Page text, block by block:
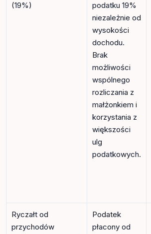
(19%)
podatku 19%
niezależnie od
wysokości
dochodu.
Brak
możliwości
wspólnego
rozliczania z
małżonkiem i
korzystania z
większości
ulg
podatkowych.
Ryczałt od
przychodów
Podatek
płacony od